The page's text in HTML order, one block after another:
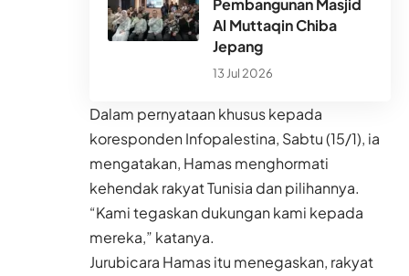
Pembangunan Masjid
Al Muttaqin Chiba
Jepang
13 Jul 2026
Dalam pernyataan khusus kepada
koresponden Infopalestina, Sabtu (15/1), ia
mengatakan, Hamas menghormati
kehendak rakyat Tunisia dan pilihannya.
“Kami tegaskan dukungan kami kepada
mereka,” katanya.
Jurubicara Hamas itu menegaskan, rakyat